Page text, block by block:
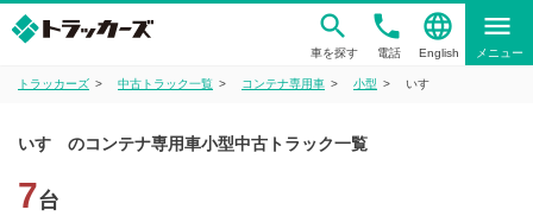
車を探す
phone
電話
language
English
menu
メニュー
トラッカーズ 中古トラック一覧 コンテナ専用車 小型 いすゞ
いすゞのコンテナ専用車小型中古トラック一覧
7台